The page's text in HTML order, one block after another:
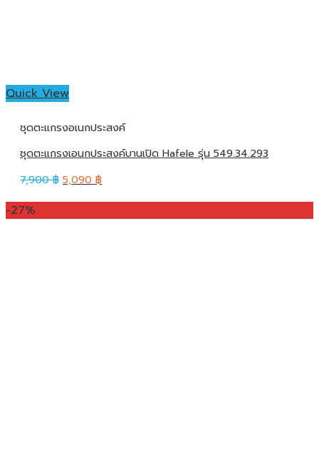
Quick View
ชุดตะแกรงอเนกประสงค์
ชุดตะแกรงเอนกประสงค์บานเปิด Hafele รุ่น 549.34.293
7,900฿ 5,090 ฿
-27%